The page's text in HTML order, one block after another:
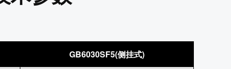
GB6030SF5(侧挂式)